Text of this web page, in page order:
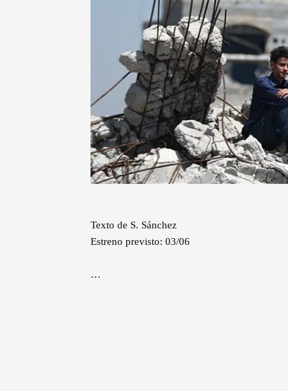
Texto de S. Sánchez
Estreno previsto: 03/06
…